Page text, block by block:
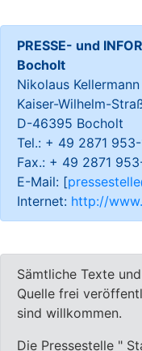
PRESSE- und
Bocholt
Nikolaus Kellermann
Kaiser-Wilhelm-
D-46395 Bocholt
Tel.: + 49 2871
Fax.: + 49 2871
E-Mail: [
Internet: http://
Sämtliche Texte
Quelle frei
sind willkommen.
Die Pressestelle "